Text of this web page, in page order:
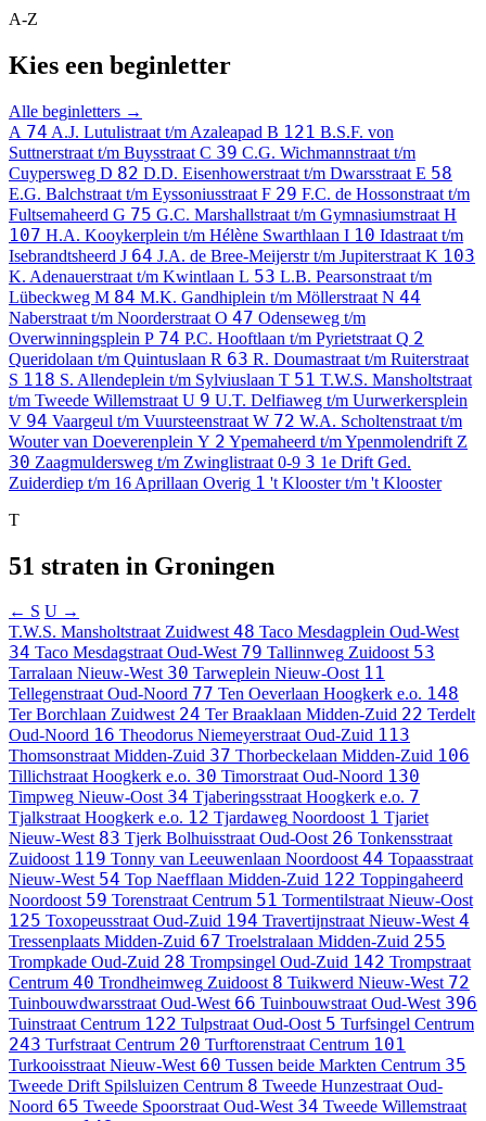
A-Z
Kies een beginletter
Alle beginletters →
A 74 A.J. Lutulistraat t/m Azaleapad B 121 B.S.F. von
Suttnerstraat t/m Buysstraat C 39 C.G. Wichmannstraat t/m
Cuypersweg D 82 D.D. Eisenhowerstraat t/m Dwarsstraat E 58
E.G. Balchstraat t/m Eyssoniusstraat F 29 F.C. de Hossonstraat t/m
Fultsemaheerd G 75 G.C. Marshallstraat t/m Gymnasiumstraat H
107 H.A. Kooykerplein t/m Hélène Swarthlaan I 10 Idastraat t/m
Isebrandtsheerd J 64 J.A. de Bree-Meijerstr t/m Jupiterstraat K 103
K. Adenauerstraat t/m Kwintlaan L 53 L.B. Pearsonstraat t/m
Lübeckweg M 84 M.K. Gandhiplein t/m Möllerstraat N 44
Naberstraat t/m Noorderstraat O 47 Odenseweg t/m
Overwinningsplein P 74 P.C. Hooftlaan t/m Pyrietstraat Q 2
Queridolaan t/m Quintuslaan R 63 R. Doumastraat t/m Ruiterstraat
S 118 S. Allendeplein t/m Sylviuslaan T 51 T.W.S. Mansholtstraat
t/m Tweede Willemstraat U 9 U.T. Delfiaweg t/m Uurwerkersplein
V 94 Vaargeul t/m Vuursteenstraat W 72 W.A. Scholtenstraat t/m
Wouter van Doeverenplein Y 2 Ypemaheerd t/m Ypenmolendrift Z
30 Zaagmuldersweg t/m Zwinglistraat 0-9 3 1e Drift Ged.
Zuiderdiep t/m 16 Aprillaan Overig 1 't Klooster t/m 't Klooster
T
51 straten in Groningen
← S U →
T.W.S. Mansholtstraat Zuidwest 48 Taco Mesdagplein Oud-West
34 Taco Mesdagstraat Oud-West 79 Tallinnweg Zuidoost 53
Tarralaan Nieuw-West 30 Tarweplein Nieuw-Oost 11
Tellegenstraat Oud-Noord 77 Ten Oeverlaan Hoogkerk e.o. 148
Ter Borchlaan Zuidwest 24 Ter Braaklaan Midden-Zuid 22 Terdelt
Oud-Noord 16 Theodorus Niemeyerstraat Oud-Zuid 113
Thomsonstraat Midden-Zuid 37 Thorbeckelaan Midden-Zuid 106
Tillichstraat Hoogkerk e.o. 30 Timorstraat Oud-Noord 130
Timpweg Nieuw-Oost 34 Tjaberingsstraat Hoogkerk e.o. 7
Tjalkstraat Hoogkerk e.o. 12 Tjardaweg Noordoost 1 Tjariet
Nieuw-West 83 Tjerk Bolhuisstraat Oud-Oost 26 Tonkensstraat
Zuidoost 119 Tonny van Leeuwenlaan Noordoost 44 Topaasstraat
Nieuw-West 54 Top Naefflaan Midden-Zuid 122 Toppingaheerd
Noordoost 59 Torenstraat Centrum 51 Tormentilstraat Nieuw-Oost
125 Toxopeusstraat Oud-Zuid 194 Travertijnstraat Nieuw-West 4
Tressenplaats Midden-Zuid 67 Troelstralaan Midden-Zuid 255
Trompkade Oud-Zuid 28 Trompsingel Oud-Zuid 142 Trompstraat
Centrum 40 Trondheimweg Zuidoost 8 Tuikwerd Nieuw-West 72
Tuinbouwdwarsstraat Oud-West 66 Tuinbouwstraat Oud-West 396
Tuinstraat Centrum 122 Tulpstraat Oud-Oost 5 Turfsingel Centrum
243 Turfstraat Centrum 20 Turftorenstraat Centrum 101
Turkooisstraat Nieuw-West 60 Tussen beide Markten Centrum 35
Tweede Drift Spilsluizen Centrum 8 Tweede Hunzestraat Oud-
Noord 65 Tweede Spoorstraat Oud-West 34 Tweede Willemstraat